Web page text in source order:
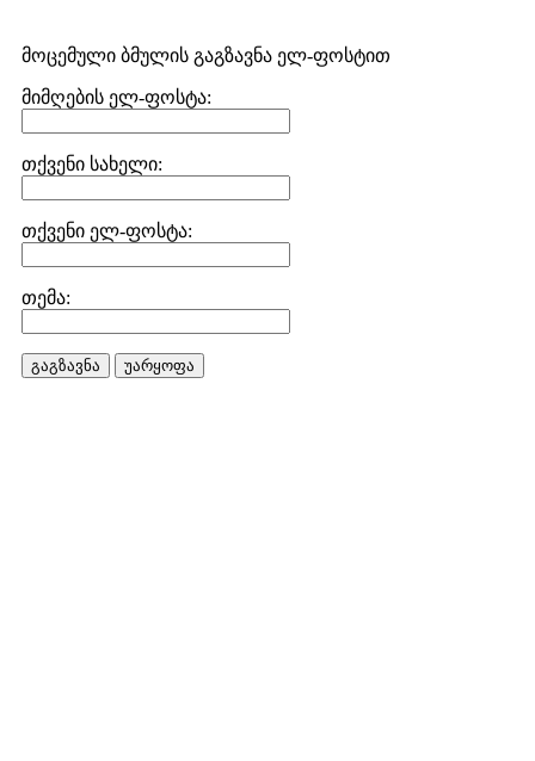
მოცემული ბმულის გაგზავნა ელ-ფოსტით
მიმღების ელ-ფოსტა:
თქვენი სახელი:
თქვენი ელ-ფოსტა:
თემა:
გაგზავნა უარყოფა